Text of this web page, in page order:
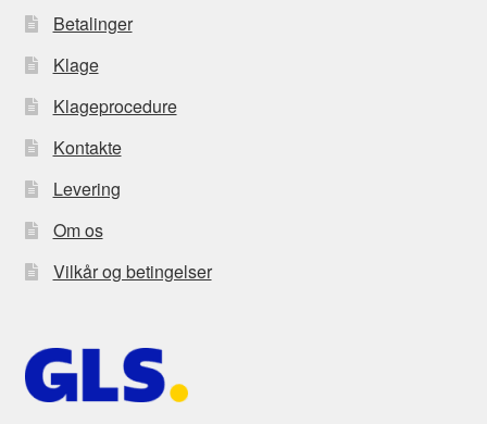
Betalinger
Klage
Klageprocedure
Kontakte
Levering
Om os
Vilkår og betingelser